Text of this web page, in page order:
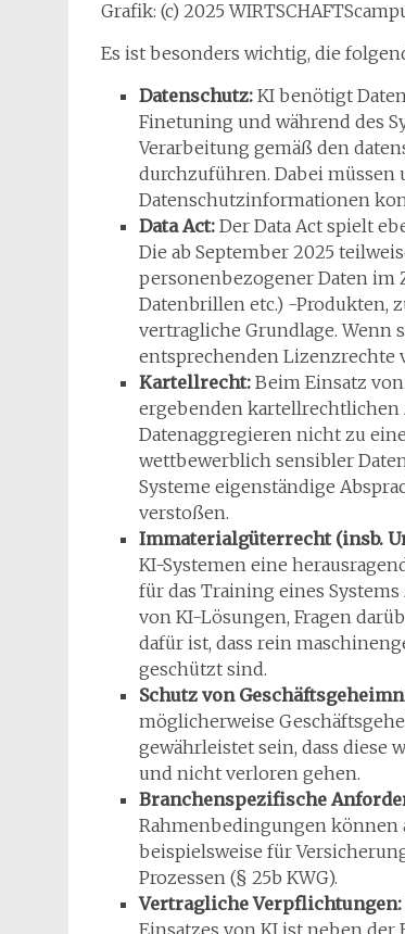
Grafik: (c) 2025
Es ist besonders wichtig, die
Datenschutz: KI benötigt
Finetuning und während des
Verarbeitung gemäß den
durchzuführen. Dabei
Datenschutzinformationen
Data Act: Der Data Act spielt
Die ab September 2025
personenbezogener Daten im
Datenbrillen etc.) -Produkten,
vertragliche Grundlage. Wenn
entsprechenden Lizenzrechte
Kartellrecht: Beim Einsatz
ergebenden kartellrechtlichen
Datenaggregieren nicht zu
wettbewerblich sensibler
Systeme eigenständige
verstoßen.
Immaterialgüterrecht (insb.
KI-Systemen eine
für das Training eines
von KI-Lösungen, Fragen
dafür ist, dass rein
geschützt sind.
Schutz von
möglicherweise
gewährleistet sein, dass diese
und nicht verloren gehen.
Branchenspezifische
Rahmenbedingungen können
beispielsweise für
Prozessen (§ 25b KWG).
Vertragliche Verpflichtungen: